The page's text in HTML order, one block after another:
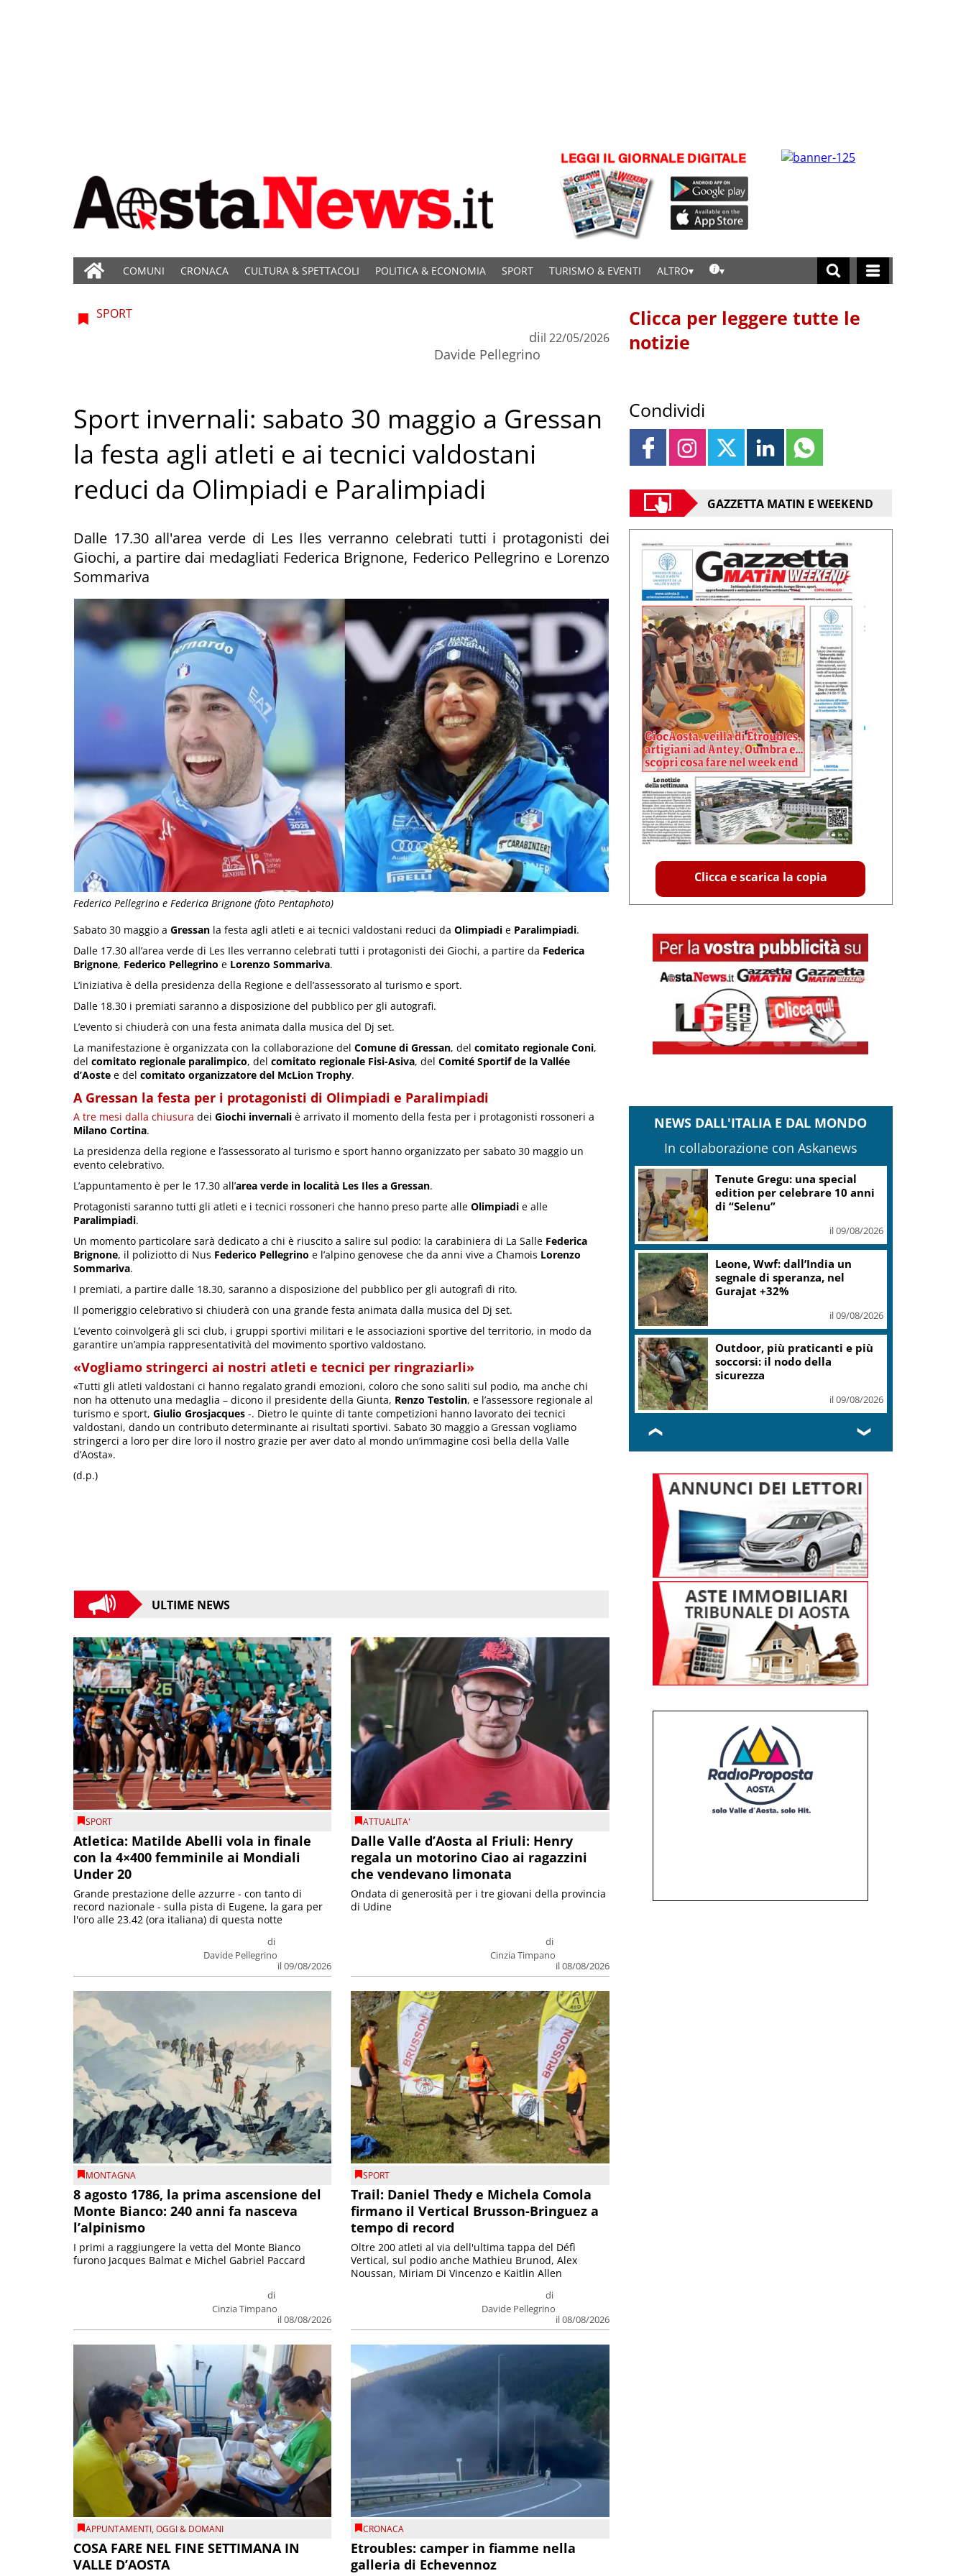
COMUNI CRONACA CULTURA & SPETTACOLI POLITICA & ECONOMIA SPORT TURISMO & EVENTI ALTRO
Federico Pellegrino e Federica Brignone (foto Pentaphoto)
SPORT
di
Davide Pellegrino
il 22/05/2026
Sport invernali: sabato 30 maggio a Gressan
la festa agli atleti e ai tecnici valdostani
reduci da Olimpiadi e Paralimpiadi
Dalle 17.30 all'area verde di Les Iles verranno celebrati tutti i protagonisti dei
Giochi, a partire dai medagliati Federica Brignone, Federico Pellegrino e Lorenzo
Sommariva
Sabato 30 maggio a Gressan la festa agli atleti e ai tecnici valdostani reduci da Olimpiadi e Paralimpiadi.
Dalle 17.30 all’area verde di Les Iles verranno celebrati tutti i protagonisti dei Giochi, a partire da Federica
Brignone, Federico Pellegrino e Lorenzo Sommariva.
L’iniziativa è della presidenza della Regione e dell’assessorato al turismo e sport.
Dalle 18.30 i premiati saranno a disposizione del pubblico per gli autografi.
L’evento si chiuderà con una festa animata dalla musica del Dj set.
La manifestazione è organizzata con la collaborazione del Comune di Gressan, del comitato regionale Coni,
del comitato regionale paralimpico, del comitato regionale Fisi-Asiva, del Comité Sportif de la Vallée
d’Aoste e del comitato organizzatore del McLion Trophy.
A Gressan la festa per i protagonisti di Olimpiadi e Paralimpiadi
A tre mesi dalla chiusura dei Giochi invernali è arrivato il momento della festa per i protagonisti rossoneri a
Milano Cortina.
La presidenza della regione e l’assessorato al turismo e sport hanno organizzato per sabato 30 maggio un
evento celebrativo.
L’appuntamento è per le 17.30 all’area verde in località Les Iles a Gressan.
Protagonisti saranno tutti gli atleti e i tecnici rossoneri che hanno preso parte alle Olimpiadi e alle
Paralimpiadi.
Un momento particolare sarà dedicato a chi è riuscito a salire sul podio: la carabiniera di La Salle Federica
Brignone, il poliziotto di Nus Federico Pellegrino e l’alpino genovese che da anni vive a Chamois Lorenzo
Sommariva.
I premiati, a partire dalle 18.30, saranno a disposizione del pubblico per gli autografi di rito.
Il pomeriggio celebrativo si chiuderà con una grande festa animata dalla musica del Dj set.
L’evento coinvolgerà gli sci club, i gruppi sportivi militari e le associazioni sportive del territorio, in modo da
garantire un’ampia rappresentatività del movimento sportivo valdostano.
«Vogliamo stringerci ai nostri atleti e tecnici per ringraziarli»
«Tutti gli atleti valdostani ci hanno regalato grandi emozioni, coloro che sono saliti sul podio, ma anche chi
non ha ottenuto una medaglia – dicono il presidente della Giunta, Renzo Testolin, e l’assessore regionale al
turismo e sport, Giulio Grosjacques -. Dietro le quinte di tante competizioni hanno lavorato dei tecnici
valdostani, dando un contributo determinante ai risultati sportivi. Sabato 30 maggio a Gressan vogliamo
stringerci a loro per dire loro il nostro grazie per aver dato al mondo un’immagine così bella della Valle
d’Aosta».
(d.p.)
ULTIME NEWS
SPORT
Atletica: Matilde Abelli vola in finale
con la 4×400 femminile ai Mondiali
Under 20
di
Davide Pellegrino
il 09/08/2026
Grande prestazione delle azzurre - con tanto di
record nazionale - sulla pista di Eugene, la gara per
l'oro alle 23.42 (ora italiana) di questa notte
ATTUALITA'
Dalle Valle d’Aosta al Friuli: Henry
regala un motorino Ciao ai ragazzini
che vendevano limonata
di
Cinzia Timpano
il 08/08/2026
Ondata di generosità per i tre giovani della provincia
di Udine
MONTAGNA
8 agosto 1786, la prima ascensione del
Monte Bianco: 240 anni fa nasceva
l’alpinismo
di
Cinzia Timpano
il 08/08/2026
I primi a raggiungere la vetta del Monte Bianco
furono Jacques Balmat e Michel Gabriel Paccard
SPORT
Trail: Daniel Thedy e Michela Comola
firmano il Vertical Brusson-Bringuez a
tempo di record
di
Davide Pellegrino
il 08/08/2026
Oltre 200 atleti al via dell'ultima tappa del Défì
Vertical, sul podio anche Mathieu Brunod, Alex
Noussan, Miriam Di Vincenzo e Kaitlin Allen
APPUNTAMENTI,OGGI & DOMANI
COSA FARE NEL FINE SETTIMANA IN
VALLE D’AOSTA
CRONACA
Etroubles: camper in fiamme nella
galleria di Echevennoz
Clicca per leggere tutte le
notizie
Condividi
GAZZETTA MATIN E WEEKEND
Clicca e scarica la copia
NEWS DALL'ITALIA E DAL MONDO
In collaborazione con Askanews
Tenute Gregu: una special
edition per celebrare 10 anni
di “Selenu”
il 09/08/2026
Leone, Wwf: dall’India un
segnale di speranza, nel
Gurajat +32%
il 09/08/2026
Outdoor, più praticanti e più
soccorsi: il nodo della
sicurezza
il 09/08/2026
❮ ❯